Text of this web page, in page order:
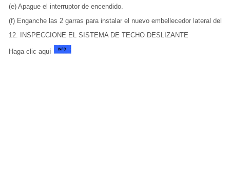
(e) Apague el interruptor de encendido.
(f) Enganche las 2 garras para instalar el nuevo embellecedor lateral del
12. INSPECCIONE EL SISTEMA DE TECHO DESLIZANTE
Haga clic aquí